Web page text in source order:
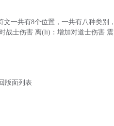
一共有8个位置，一共有八种类别，
战士伤害 离(li)：增加对道士伤害 震
版面列表